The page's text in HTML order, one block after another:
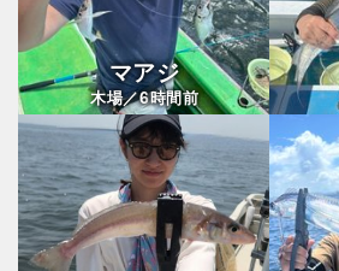
マアジ
木場／6時間前